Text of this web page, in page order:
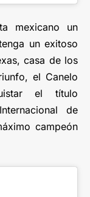
mexicano un
un exitoso
casa de los
el Canelo
el título
de
campeón